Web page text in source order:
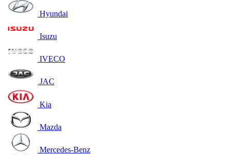
Hyundai
Isuzu
IVECO
JAC
Kia
Mazda
Mercedes-Benz